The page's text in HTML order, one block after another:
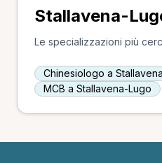
Stallavena-
Le specializzazioni più
Chinesiologo a
MCB a Stallavena-Lugo